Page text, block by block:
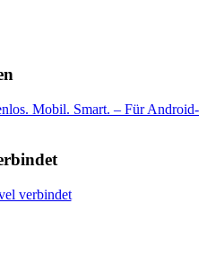
Mobil. Smart. – Für Android-